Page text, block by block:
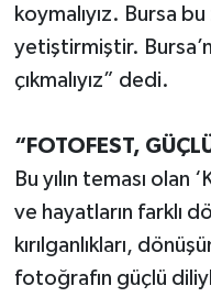
koymalıyız. Bursa
yetiştirmiştir.
çıkmalıyız” dedi.
“FOTOFEST,
Bu yılın teması olan
ve hayatların farklı
kırılganlıkları,
fotoğrafın güçlü